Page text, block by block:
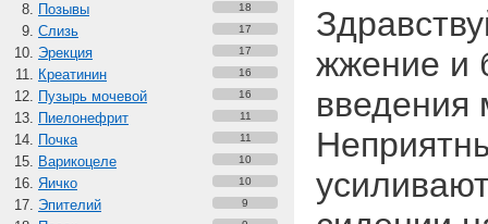
Позывы 18
Слизь 17
Эрекция 17
Креатинин 16
Пузырь мочевой 16
Пиелонефрит 11
Почка 11
Варикоцеле 10
Яичко 10
Эпителий 9
жжение и
введения